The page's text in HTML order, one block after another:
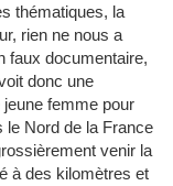
thématiques, la
rien ne nous a
faux documentaire,
donc une
femme pour
le Nord de la France
venir la
à des kilomètres et